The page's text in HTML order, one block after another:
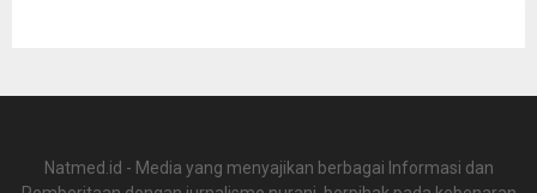
Natmed.id - Media yang menyajikan berbagai Informasi dan